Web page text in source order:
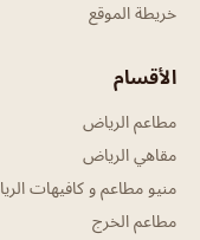
خريطة الموقع
الأقسام
مطاعم الرياض
مقاهي الرياض
منيو مطاعم و كافيهات
مطاعم الخرج